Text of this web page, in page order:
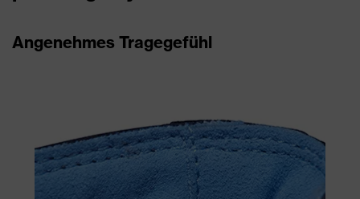
Angenehmes Tragegefühl